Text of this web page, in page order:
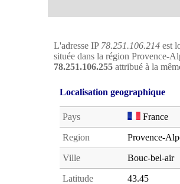
L'adresse IP 78.251.106.214 est
située dans la région Provence-
78.251.106.255 attribué à la
Localisation geographique
Pays France
Region Provence-
Ville Bouc-bel-air
Latitude 43.45